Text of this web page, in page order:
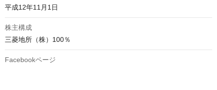
平成12年11月1日
株主構成
三菱地所（株）100％
Facebookページ